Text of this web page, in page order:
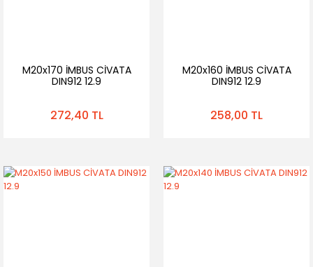
M20x170 İMBUS CİVATA
DIN912 12.9
272,40 TL
M20x160 İMBUS CİVATA
DIN912 12.9
258,00 TL